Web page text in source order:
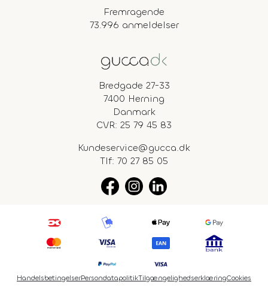
Fremragende
73.996 anmeldelser
Bredgade 27-33
7400 Herning
Danmark
CVR: 25 79 45 83
Kundeservice@gucca.dk
Tlf: 70 27 85 05
HandelsbetingelserPersondatapolitikTilgængelighedserklæringCookies